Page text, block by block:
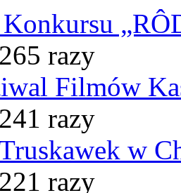
Konkursu
razy
Filmów
razy
w
razy